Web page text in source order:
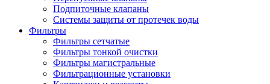
Подпиточные клапаны
Системы защиты от протечек воды
Фильтры
Фильтры сетчатые
Фильтры тонкой очистки
Фильтры магистральные
Фильтрационные установки